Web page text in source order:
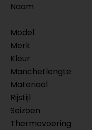
Naam
Model
Merk
Kleur
Manchetlengte
Materiaal
Rijstijl
Seizoen
Thermovoering